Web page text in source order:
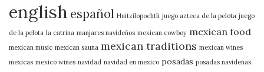
english español Huitzilopochtli juego azteca de la pelota juego
de la pelota la catrina manjares navideños mexican cowboy mexican food
mexican music mexican sauna mexican traditions mexican wines
mexicas mexico wines navidad navidad en mexico posadas posadas navideñas